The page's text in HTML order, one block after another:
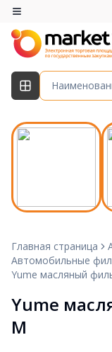
Главная страница
Автомобильные
Yume масляный
Yume
M